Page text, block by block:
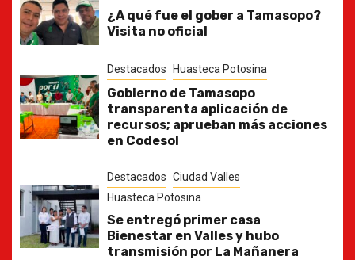
¿A qué fue el gober a Tamasopo?
Visita no oficial
Destacados Huasteca Potosina
Gobierno de Tamasopo
transparenta aplicación de
recursos; aprueban más acciones
en Codesol
Destacados Ciudad Valles
Huasteca Potosina
Se entregó primer casa
Bienestar en Valles y hubo
transmisión por La Mañanera